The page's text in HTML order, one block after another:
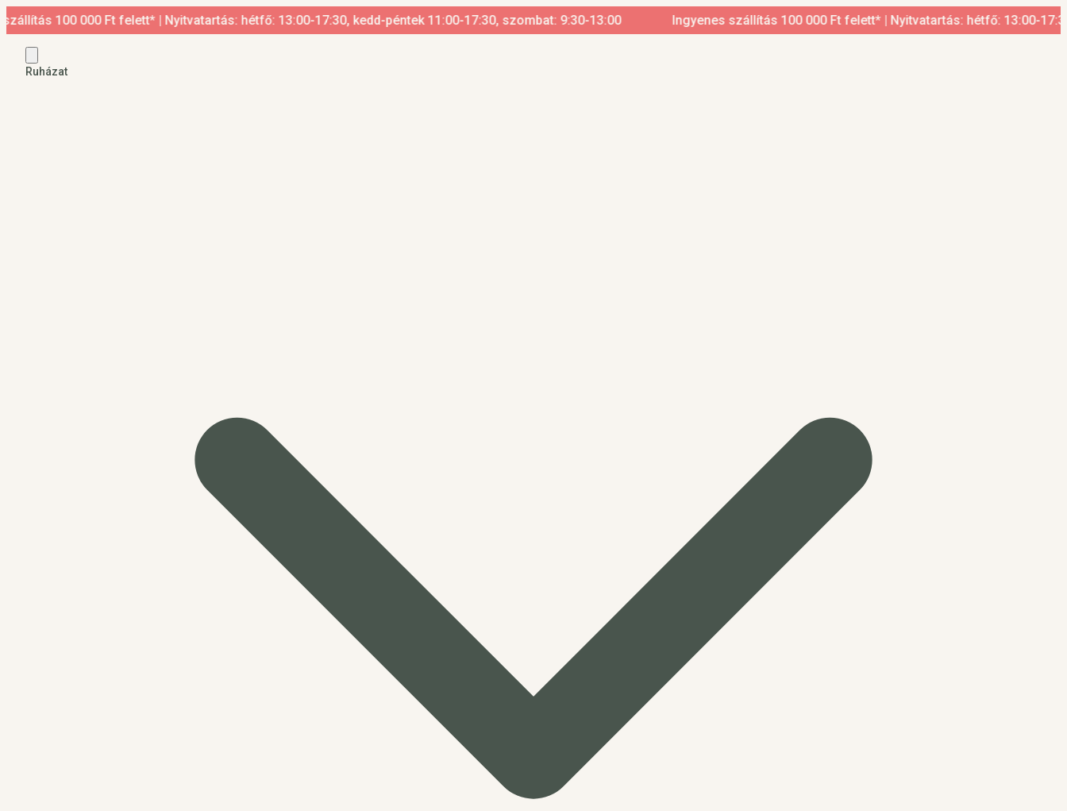
100 000 Ft felett* | Nyitvatartás: hétfő: 13:00-17:30, kedd-péntek 11:00-17:30, szombat: 9:30-13:00 Ingyenes szállítás 100 000 Ft felett* | Nyitvatartás: hétfő: 13:00-17:30,
Ruházat